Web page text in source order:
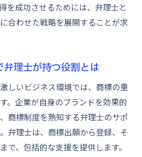
にスムーズな商標登録を目指す
標登録成功に弁理士が果たす役
果的に連携するためのポイント
円滑にする弁理士とのコミュニ
士と協働するメリットと方法
成功させるための弁理士との連
を成功させるためには、弁理士と
合わせた戦略を展開することが求
弁理士が持つ役割とは
しいビジネス環境では、商標の重
。企業が自身のブランドを効果的
商標制度を熟知する弁理士のサポ
弁理士は、商標出願から登録、そ
で、包括的な支援を提供します。